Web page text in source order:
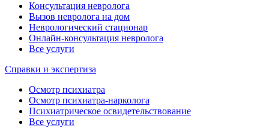
Консультация невролога
Вызов невролога на дом
Неврологический стационар
Онлайн-консультация невролога
Все услуги
Справки и экспертиза
Осмотр психиатра
Осмотр психиатра-нарколога
Психиатрическое освидетельствование
Все услуги